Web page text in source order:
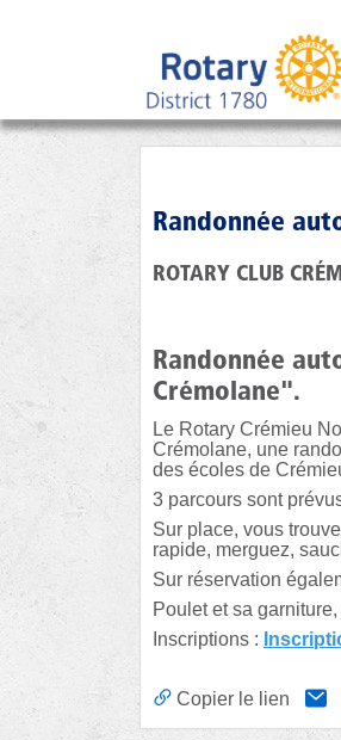
Randonnée
ROTARY CLUB
Randonnée
Crémolane".
Le Rotary Crémieu
Crémolane, une
des écoles de
3 parcours sont
Sur place, vous
rapide, merguez,
Sur réservation
Poulet et sa
Inscriptions :
Copier le lien